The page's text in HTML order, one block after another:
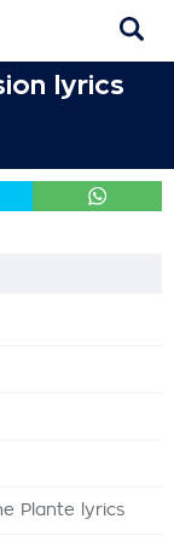
lyrics
Plante lyrics